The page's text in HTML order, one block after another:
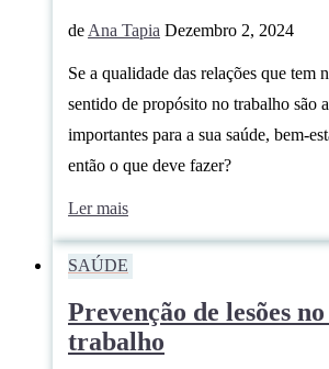
de Ana Tapia Dezembro 2, 2024
Se a qualidade das relações que tem
sentido de propósito no trabalho são
importantes para a sua saúde, bem-
então o que deve fazer?
Ler mais
SAÚDE
Prevenção de lesões
trabalho